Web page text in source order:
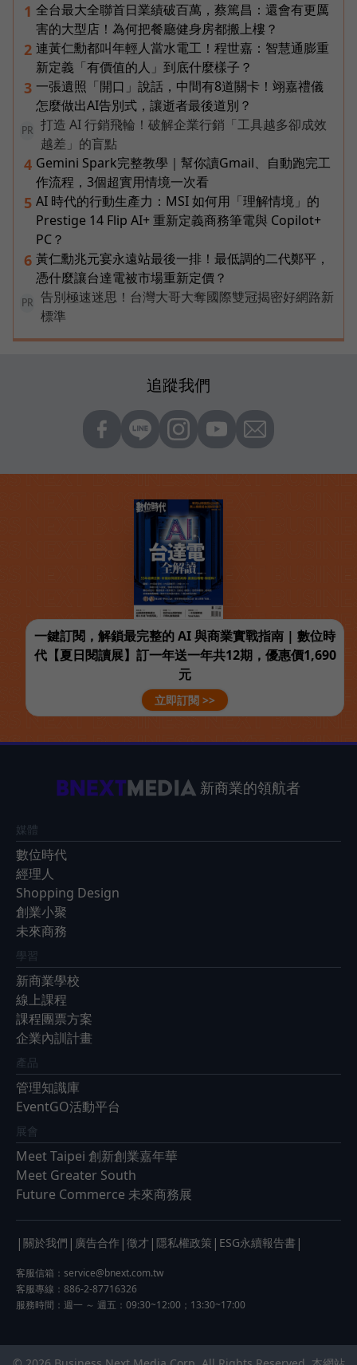
1 全台最大全聯首日業績破百萬，蔡篤昌：還會有更厲
害的大型店！為何把餐廳健身房都搬上樓？
2 連黃仁勳都叫年輕人當水電工！程世嘉：智慧通膨重
新定義「有價值的人」到底什麼樣子？
3 一張遺照「開口」說話，中間有8道關卡！翊嘉禮儀
怎麼做出AI告別式，讓逝者最後道別？
PR
打造 AI 行銷飛輪！破解企業行銷「工具越多卻成效
越差」的盲點
4 Gemini Spark完整教學｜幫你讀Gmail、自動跑完工
作流程，3個超實用情境一次看
5 AI 時代的行動生產力：MSI 如何用「理解情境」的
Prestige 14 Flip AI+ 重新定義商務筆電與 Copilot+
PC？
6 黃仁勳兆元宴永遠站最後一排！最低調的二代鄭平，
憑什麼讓台達電被市場重新定價？
PR
告別極速迷思！台灣大哥大奪國際雙冠揭密好網路新
標準
追蹤我們
一鍵訂閱，解鎖最完整的 AI 與商業實戰指南 | 數位時
代【夏日閱讀展】訂一年送一年共12期，優惠價1,690
元
立即訂閱 >>
新商業的領航者
媒體
數位時代
經理人
Shopping Design
創業小聚
未來商務
學習
新商業學校
線上課程
課程團票方案
企業內訓計畫
產品
管理知識庫
EventGO活動平台
展會
Meet Taipei 創新創業嘉年華
Meet Greater South
Future Commerce 未來商務展
| 關於我們 | 廣告合作 | 徵才 | 隱私權政策 | ESG永續報告書 |
客服信箱： service@bnext.com.tw
客服專線：886-2-87716326
服務時間：週一 ～ 週五：09:30~12:00；13:30~17:00